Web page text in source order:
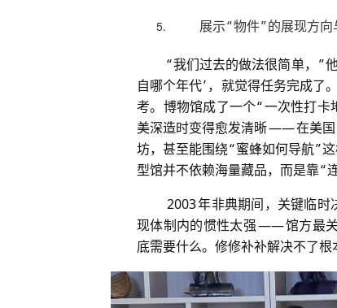
展示“物件”的展现方向
“我们过去的做法很简单， ”
自哪个年代’ ，就觉得任务完成了。
考。博物馆成了一个“一次性打卡
美深造时变得愈发清晰——在美
坊，甚至能围绕“蜜蜂如何导航”
型馆并不依赖海量藏品，而是靠“
2003年非典期间，关键临时
现体制内的惯性太强——馆方最
底需要什么。修修补补解决不了根